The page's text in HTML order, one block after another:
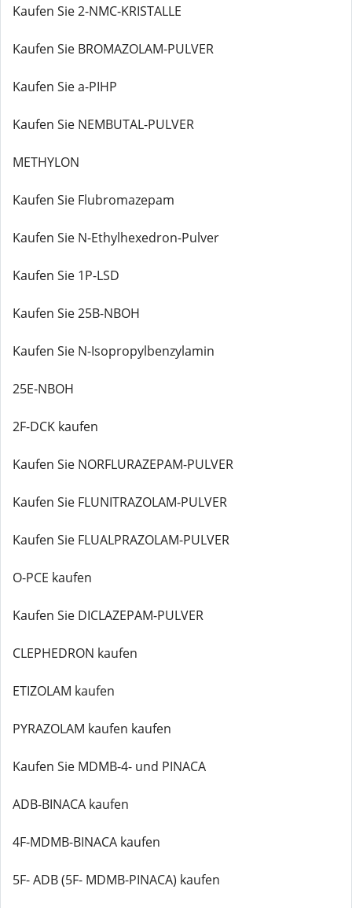
Kaufen Sie 2-NMC-KRISTALLE
Kaufen Sie BROMAZOLAM-PULVER
Kaufen Sie a-PIHP
Kaufen Sie NEMBUTAL-PULVER
METHYLON
Kaufen Sie Flubromazepam
Kaufen Sie N-Ethylhexedron-Pulver
Kaufen Sie 1P-LSD
Kaufen Sie 25B-NBOH
Kaufen Sie N-Isopropylbenzylamin
25E-NBOH
2F-DCK kaufen
Kaufen Sie NORFLURAZEPAM-PULVER
Kaufen Sie FLUNITRAZOLAM-PULVER
Kaufen Sie FLUALPRAZOLAM-PULVER
O-PCE kaufen
Kaufen Sie DICLAZEPAM-PULVER
CLEPHEDRON kaufen
ETIZOLAM kaufen
PYRAZOLAM kaufen kaufen
Kaufen Sie MDMB-4- und PINACA
ADB-BINACA kaufen
4F-MDMB-BINACA kaufen
5F- ADB (5F- MDMB-PINACA) kaufen